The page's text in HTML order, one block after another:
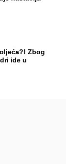
Zbog
ide u